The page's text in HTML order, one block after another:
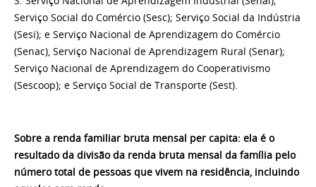
Serviço Social do Comércio (Sesc); Serviço Social da Indústria
(Sesi); e Serviço Nacional de Aprendizagem do Comércio
(Senac), Serviço Nacional de Aprendizagem Rural (Senar);
Serviço Nacional de Aprendizagem do Cooperativismo
(Sescoop); e Serviço Social de Transporte (Sest).
Sobre a renda familiar bruta mensal per capita: ela é o
resultado da divisão da renda bruta mensal da família pelo
número total de pessoas que vivem na residência, incluindo